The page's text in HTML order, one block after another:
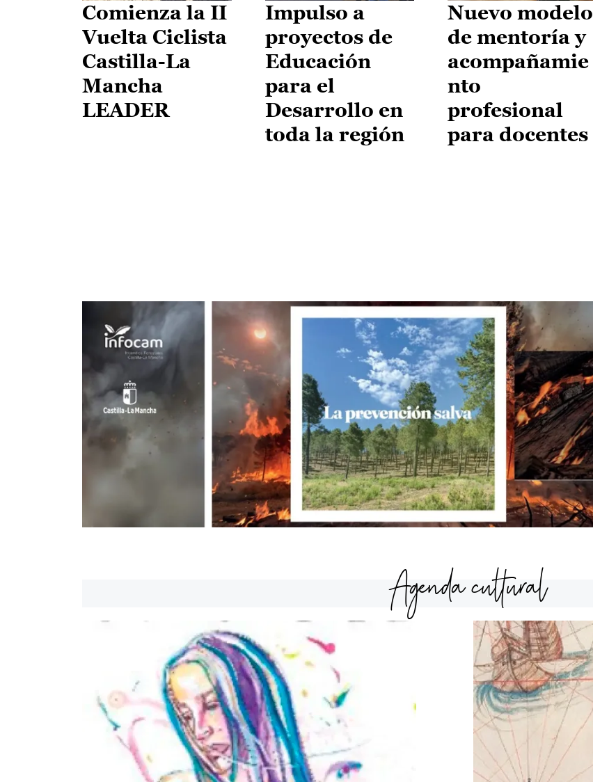
Comienza la II
Vuelta Ciclista
Castilla-La
Mancha
LEADER
Impulso a
proyectos de
Educación
para el
Desarrollo en
toda la región
Nuevo modelo
de mentoría y
acompañamie
nto
profesional
para docentes
Agenda cultural